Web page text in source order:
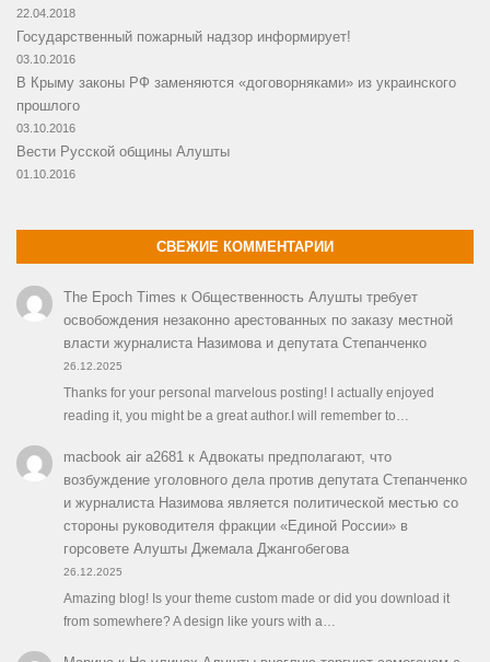
22.04.2018
Государственный пожарный надзор информирует!
03.10.2016
В Крыму законы РФ заменяются «договорняками» из украинского
прошлого
03.10.2016
Вести Русской общины Алушты
01.10.2016
СВЕЖИЕ КОММЕНТАРИИ
The Epoch Times к Общественность Алушты требует
освобождения незаконно арестованных по заказу местной
власти журналиста Назимова и депутата Степанченко
26.12.2025
Thanks for your personal marvelous posting! I actually enjoyed
reading it, you might be a great author.I will remember to…
macbook air a2681к Адвокаты предполагают, что
возбуждение уголовного дела против депутата Степанченко
и журналиста Назимова является политической местью со
стороны руководителя фракции «Единой России» в
горсовете Алушты Джемала Джангобегова
26.12.2025
Amazing blog! Is your theme custom made or did you download it
from somewhere? A design like yours with a…